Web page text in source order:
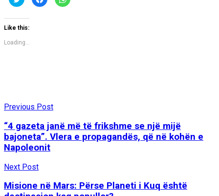
to
share
Twitter
(Opens
in
window)
to
share
to
Like this:
Loading...
Previous Post
“4 gazeta janë më të frikshme se një mijë
bajoneta”. Vlera e propagandës, që në kohën e
Napoleonit
Next Post
Misione në Mars: Përse Planeti i Kuq është